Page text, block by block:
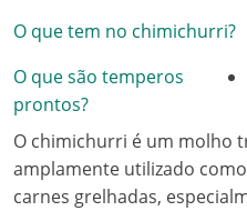
O que tem no chimichurri?
O que são temperos
prontos?
O chimichurri é um molho
amplamente utilizado
carnes grelhadas,